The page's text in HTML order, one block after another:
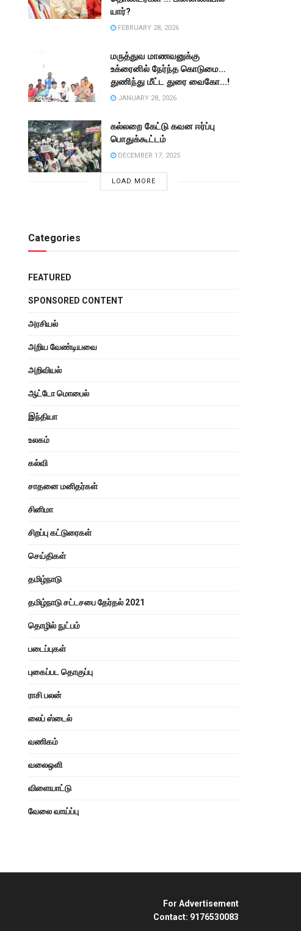
யார்?
FEBRUARY 28, 2026
மருத்துவ மாணவனுக்கு
உக்ரைனில் நேர்ந்த கொடுமை…
துணிந்து மீட்ட துரை வைகோ…!
JANUARY 28, 2026
கல்லறை கேட்டு கவன ஈர்ப்பு
பொதுக்கூட்டம்
DECEMBER 17, 2025
LOAD MORE
Categories
FEATURED
SPONSORED CONTENT
அரசியல்
அறிய வேண்டியவை
அறிவியல்
ஆட்டோ மொபைல்
இந்தியா
உலகம்
கல்வி
சாதனை மனிதர்கள்
சினிமா
சிறப்பு கட்டுரைகள்
செய்திகள்
தமிழ்நாடு
தமிழ்நாடு சட்டசபை தேர்தல் 2021
தொழில் நுட்பம்
படைப்புகள்
புகைப்பட தொகுப்பு
ராசி பலன்
லைப் ஸ்டைல்
வணிகம்
வலைஒளி
விளையாட்டு
வேலை வாய்ப்பு
For Advertisement
Contact: 9176530083